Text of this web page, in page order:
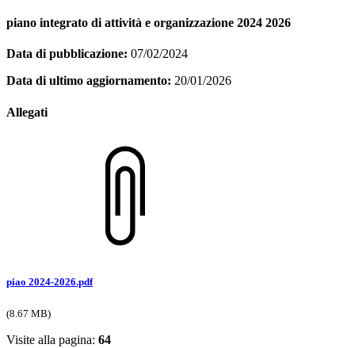
piano integrato di attività e organizzazione 2024 2026
Data di pubblicazione: 07/02/2024
Data di ultimo aggiornamento: 20/01/2026
Allegati
piao 2024-2026.pdf
(8.67 MB)
Visite alla pagina: 64